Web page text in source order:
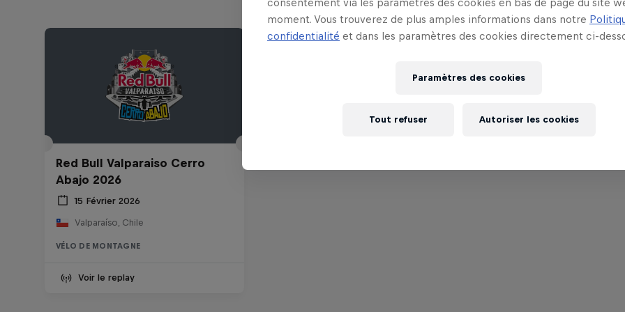
Red Bull Valparaiso Cerro
Abajo 2026
15 Février 2026
Valparaíso, Chile
VÉLO DE MONTAGNE
Voir le replay
moment. Vous trouverez de plus amples informations dans notre
confidentialité et dans les paramètres des cookies directement ci-
Paramètres des cookies
Tout refuser Autoriser les cookies